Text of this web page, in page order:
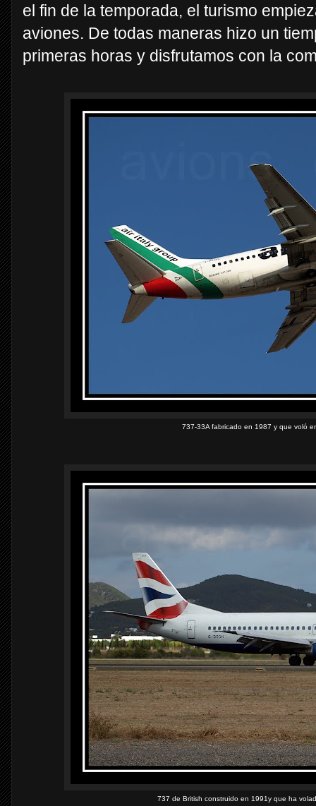
el fin de la temporada, el turismo
aviones. De todas maneras hizo un
primeras horas y disfrutamos con la
737-33A fabricado en 1987 y que voló
737 de British construido en 1991y que ha